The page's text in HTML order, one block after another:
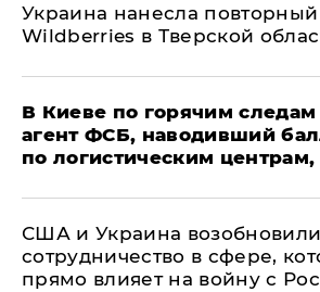
Украина нанесла
Wildberries в Тверской
В Киеве по горячим
агент ФСБ, наводивший
по логистическим
США и Украина возобновили
сотрудничество в сфере,
прямо влияет на войну с